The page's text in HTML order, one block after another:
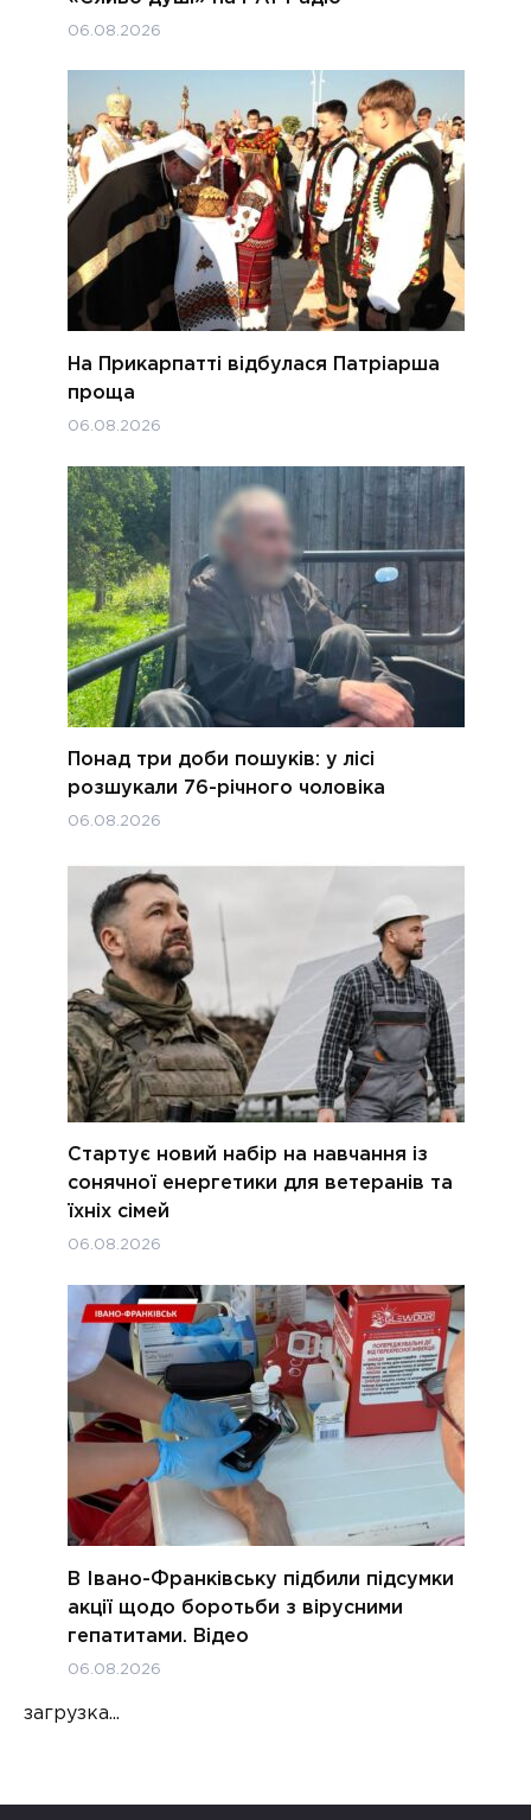
06.08.2026
На Прикарпатті відбулася Патріарша
проща
06.08.2026
Понад три доби пошуків: у лісі
розшукали 76-річного чоловіка
06.08.2026
Стартує новий набір на навчання із
сонячної енергетики для ветеранів та
їхніх сімей
06.08.2026
В Івано-Франківську підбили підсумки
акції щодо боротьби з вірусними
гепатитами. Відео
06.08.2026
загрузка...